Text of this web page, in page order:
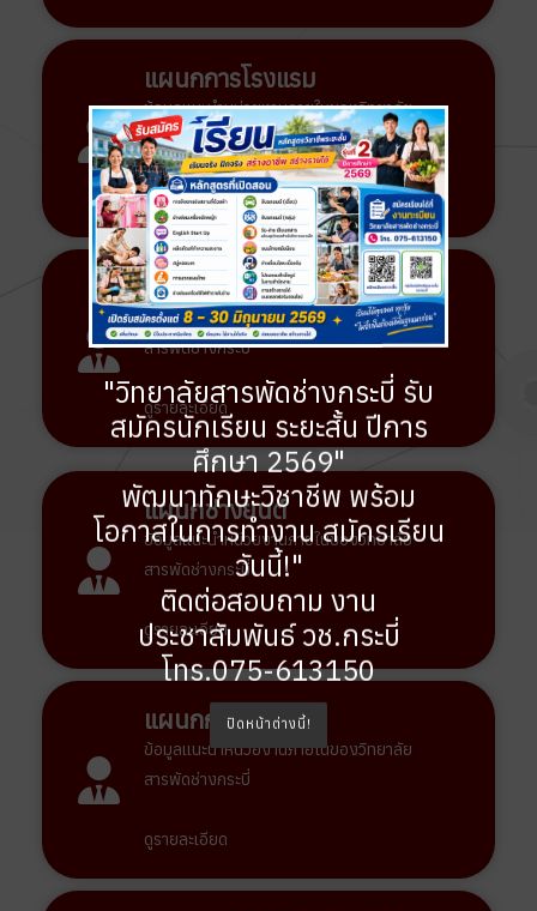
แผนกการโรงแรม
ข้อมูลแนะนำหน่วยงานภายในของวิทยาลัย
สารพัดช่างกระบี่
ดูรายละเอียด
แผนกคอมพิวเตอร์ธุรกิจ
ข้อมูลแนะนำหน่วยงานภายในของวิทยาลัย
สารพัดช่างกระบี่
ดูรายละเอียด
แผนกช่างยนต์
ข้อมูลแนะนำหน่วยงานภายในของวิทยาลัย
สารพัดช่างกระบี่
ดูรายละเอียด
แผนกการบัญชี
ข้อมูลแนะนำหน่วยงานภายในของวิทยาลัย
สารพัดช่างกระบี่
ดูรายละเอียด
"วิทยาลัยสารพัดช่างกระบี่ รับ
สมัครนักเรียน ระยะสั้น ปีการ
ศึกษา 2569"
พัฒนาทักษะวิชาชีพ พร้อม
โอกาสในการทำงาน สมัครเรียน
วันนี้!"
ติดต่อสอบถาม งาน
ประชาสัมพันธ์ วช.กระบี่
โทร.075-613150
ปิดหน้าต่างนี้!